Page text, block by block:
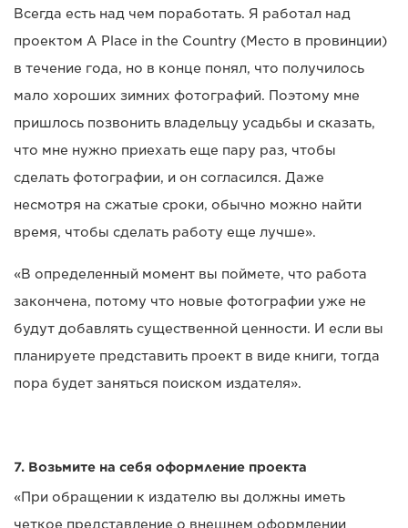
Всегда есть над чем поработать. Я работал над
проектом A Place in the Country (Место в провинции)
в течение года, но в конце понял, что получилось
мало хороших зимних фотографий. Поэтому мне
пришлось позвонить владельцу усадьбы и сказать,
что мне нужно приехать еще пару раз, чтобы
сделать фотографии, и он согласился. Даже
несмотря на сжатые сроки, обычно можно найти
время, чтобы сделать работу еще лучше».
«В определенный момент вы поймете, что работа
закончена, потому что новые фотографии уже не
будут добавлять существенной ценности. И если вы
планируете представить проект в виде книги, тогда
пора будет заняться поиском издателя».
7. Возьмите на себя оформление проекта
«При обращении к издателю вы должны иметь
четкое представление о внешнем оформлении